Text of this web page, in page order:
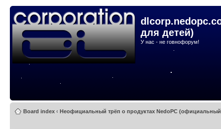
для детей)
У нас - не говнофорум!
Board index ‹ Неофициальный трёп о продуктах NedoPC